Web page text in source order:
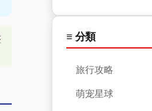
≡ 分類
旅行攻略
萌宠星球